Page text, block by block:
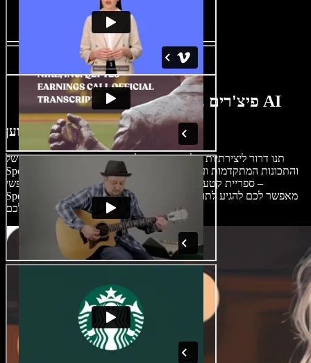
פיצ'רים ביוצר סרטוני ביקורת מבוסס AI
עריכת סרטוני ביקורת כמו מקצוען
תנו דרור ליצירתיות שלכם בעזרת כלי עריכת הווידאו המקצועיים של
Speechify Studio. מהאפקטים מבוססי ה-AI והתכונות המתקדמות ועד
ספריית קטעי הווידאו, התמונות ומוזיקת הרקע ברישיון חופשי –
Speechify Studio מאפשר לכם להגיע לתוצאה המושלמת עבור הסרטון